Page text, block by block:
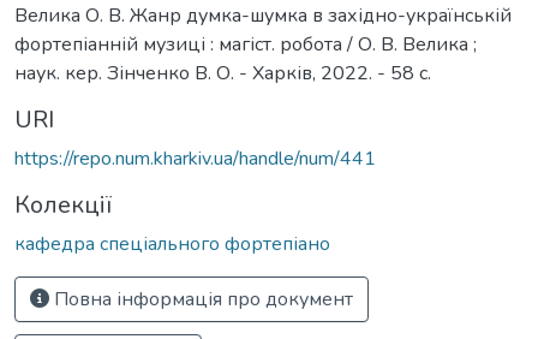
Велика О. В. Жанр думка-шумка в західно-українській
фортепіанній музиці : магіст. робота / О. В. Велика ;
наук. кер. Зінченко В. О. - Харків, 2022. - 58 с.
URI
https://repo.num.kharkiv.ua/handle/num/441
Колекції
кафедра спеціального фортепіано
Повна інформація про документ